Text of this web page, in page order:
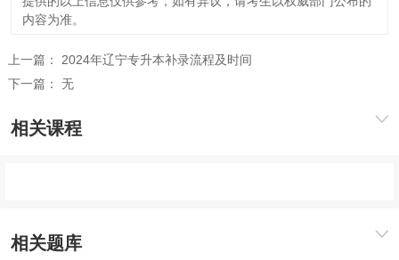
内容为准。
上一篇： 2024年辽宁专升本补录流程及时间
下一篇： 无
相关课程
相关题库